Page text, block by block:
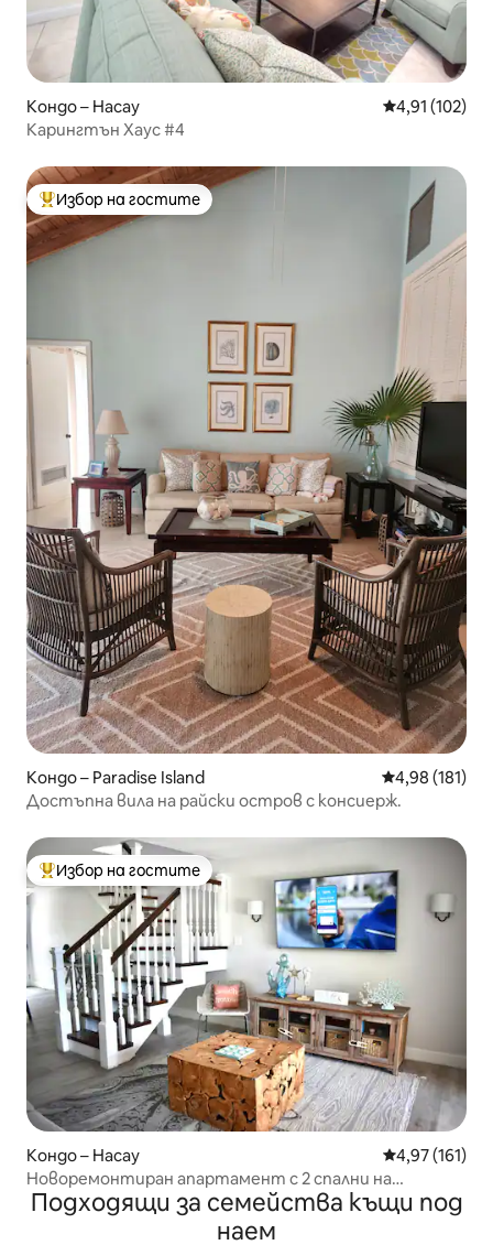
Кондо – Насау Средна
4,91 (102)
Карингтън Хаус #4
Най-популярен избор на гостите
Избор на гостите
Кондо – Paradise Island Средна
4,98 (181)
Достъпна вила на райски остров с консиерж.
Най-популярен избор на гостите
Избор на гостите
Кондо – Насау Средна
4,97 (161)
Новоремонтиран апартамент с 2 спални на
Парадайз Айлънд
Подходящи за семейства къщи под
наем